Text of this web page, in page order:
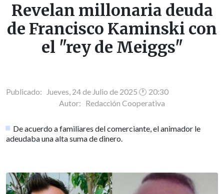
Revelan millonaria deuda
de Francisco Kaminski con
el "rey de Meiggs"
Publicado: Jueves, 24 de Julio de 2025 🕐 20:30
Autor: Redacción Cooperativa
De acuerdo a familiares del comerciante, el animador le
adeudaba una alta suma de dinero.